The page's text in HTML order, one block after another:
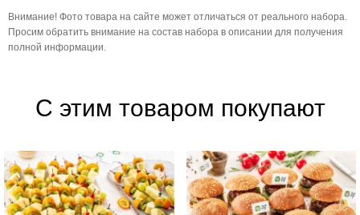
Внимание! Фото товара на сайте может отличаться от реального набора.
Просим обратить внимание на состав набора в описании для получения
полной информации.
С этим товаром покупают